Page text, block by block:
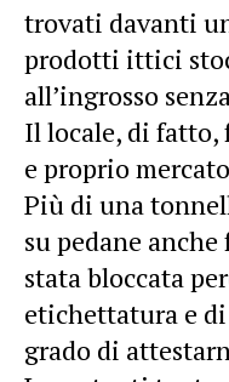
trovati davanti
prodotti ittici
all’ingrosso
Il locale, di fatto,
e proprio
Più di una
su pedane
stata bloccata
etichettatura e
grado di